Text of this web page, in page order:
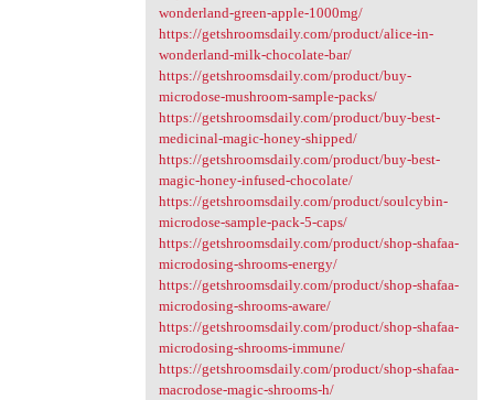
wonderland-green-apple-1000mg/
https://getshroomsdaily.com/product/alice-in-
wonderland-milk-chocolate-bar/
https://getshroomsdaily.com/product/buy-
microdose-mushroom-sample-packs/
https://getshroomsdaily.com/product/buy-best-
medicinal-magic-honey-shipped/
https://getshroomsdaily.com/product/buy-best-
magic-honey-infused-chocolate/
https://getshroomsdaily.com/product/soulcybin-
microdose-sample-pack-5-caps/
https://getshroomsdaily.com/product/shop-shafaa-
microdosing-shrooms-energy/
https://getshroomsdaily.com/product/shop-shafaa-
microdosing-shrooms-aware/
https://getshroomsdaily.com/product/shop-shafaa-
microdosing-shrooms-immune/
https://getshroomsdaily.com/product/shop-shafaa-
macrodose-magic-shrooms-h/